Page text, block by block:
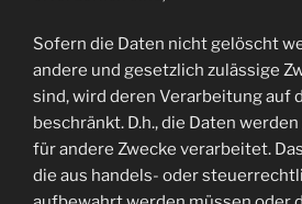
Sofern die Daten nicht gelöscht
andere und gesetzlich zulässige
sind, wird deren Verarbeitung auf
beschränkt. D.h., die Daten
für andere Zwecke verarbeitet.
die aus handels- oder